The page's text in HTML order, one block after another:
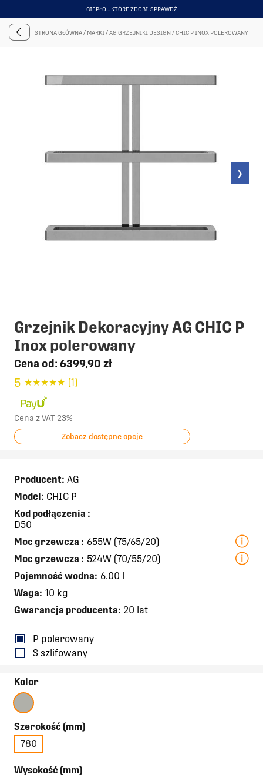
CIEPŁO... KTÓRE ZDOBI. SPRAWDŹ
ITEM
STRONA GŁÓWNA/ MARKI/AG GRZEJNIKI DESIGN /CHIC P INOX POLEROWANY
❯
Grzejnik Dekoracyjny AG CHIC P
Inox polerowany
Cena od: 6399,90 zł
5 ★★★★★ (1)
Cena z VAT 23%
Zobacz dostępne opcje
Producent: AG
Model: CHIC P
Kod podłączenia :
D50
Moc grzewcza : 655W (75/65/20)
Moc grzewcza : 524W (70/55/20)
Pojemność wodna: 6.00 l
Waga: 10 kg
Gwarancja producenta: 20 lat
P polerowany
S szlifowany
Kolor
Szerokość (mm)
780
Wysokość (mm)